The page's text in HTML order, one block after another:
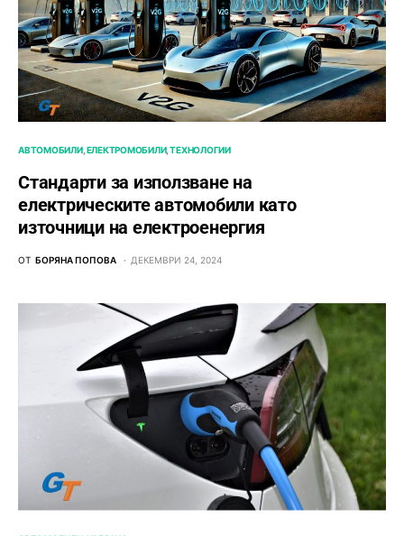
АВТОМОБИЛИ ЕЛЕКТРОМОБИЛИ ТЕХНОЛОГИИ
Стандарти за използване на
електрическите автомобили като
източници на електроенергия
ОТ БОРЯНА ПОПОВА ДЕКЕМВРИ 24, 2024